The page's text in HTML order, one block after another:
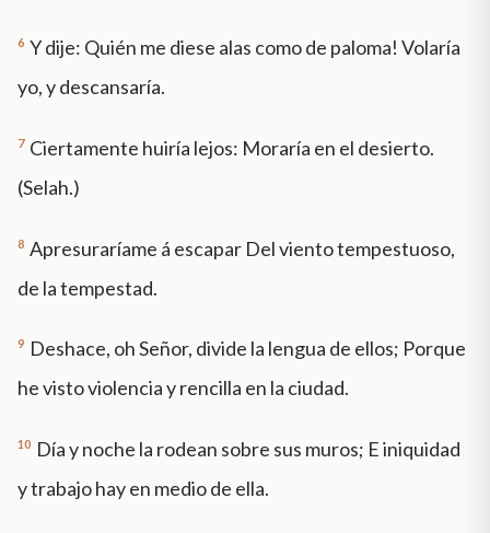
6 Y dije: ­Quién me diese alas como de paloma! Volaría
yo, y descansaría.
7 Ciertamente huiría lejos: Moraría en el desierto.
(Selah.)
8 Apresuraríame á escapar Del viento tempestuoso,
de la tempestad.
9 Deshace, oh Señor, divide la lengua de ellos; Porque
he visto violencia y rencilla en la ciudad.
10 Día y noche la rodean sobre sus muros; E iniquidad
y trabajo hay en medio de ella.